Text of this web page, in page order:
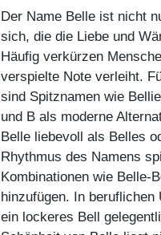
Der Name Belle ist nicht
sich, die die Liebe und
Häufig verkürzen
verspielte Note verleiht.
sind Spitznamen wie
und B als moderne
Belle liebevoll als Belles
Rhythmus des Namens
Kombinationen wie Belle-
hinzufügen. In beruflichen
ein lockeres Bell